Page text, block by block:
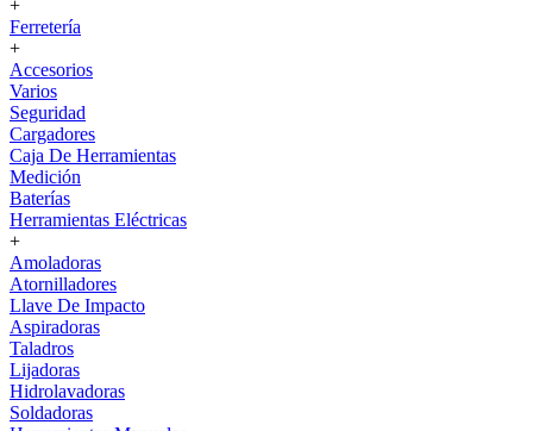
+
Ferretería
+
Accesorios
Varios
Seguridad
Cargadores
Caja De Herramientas
Medición
Baterías
Herramientas Eléctricas
+
Amoladoras
Atornilladores
Llave De Impacto
Aspiradoras
Taladros
Lijadoras
Hidrolavadoras
Soldadoras